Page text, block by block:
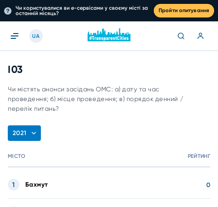
Чи користувалися ви е-сервісами у своєму місті за
останній місяць?
Пройти опитування
UA
I03
Чи містять анонси засідань ОМС: а) дату та час
проведення; б) місце проведення; в) порядок денний /
перелік питань?
2021
МІСТО РЕЙТИНГ
Бахмут 0
1